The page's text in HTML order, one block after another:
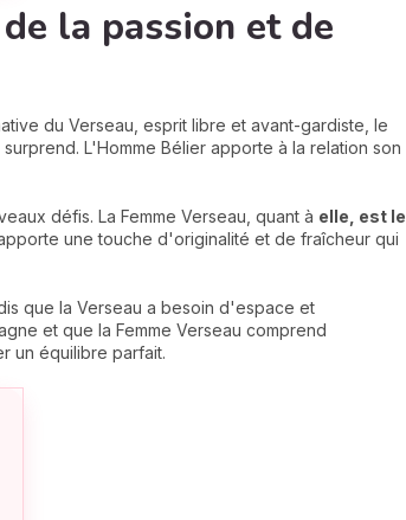
la passion et de
du Verseau, esprit libre et avant-gardiste, le
L'Homme Bélier apporte à la relation son
défis. La Femme Verseau, quant à elle, est le
une touche d'originalité et de fraîcheur qui
que la Verseau a besoin d'espace et
et que la Femme Verseau comprend
un équilibre parfait.